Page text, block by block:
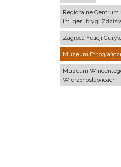
Regionalne Centrum
im. gen. bryg.
Zagroda Felicji
Muzeum
Muzeum
Wierzchosławicach